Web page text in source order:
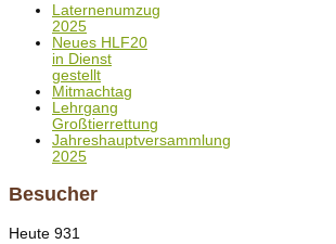
Laternenumzug
2025
Neues HLF20
in Dienst
gestellt
Mitmachtag
Lehrgang
Großtierrettung
Jahreshauptversammlung
2025
Besucher
Heute 931